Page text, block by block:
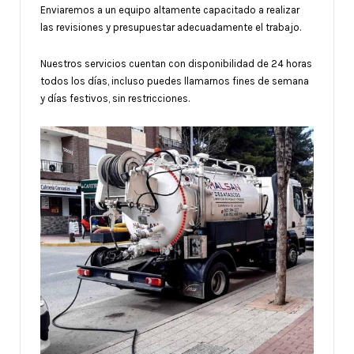
Enviaremos a un equipo altamente capacitado a realizar
las revisiones y presupuestar adecuadamente el trabajo.
Nuestros servicios cuentan con disponibilidad de 24 horas
todos los días, incluso puedes llamarnos fines de semana
y días festivos, sin restricciones.